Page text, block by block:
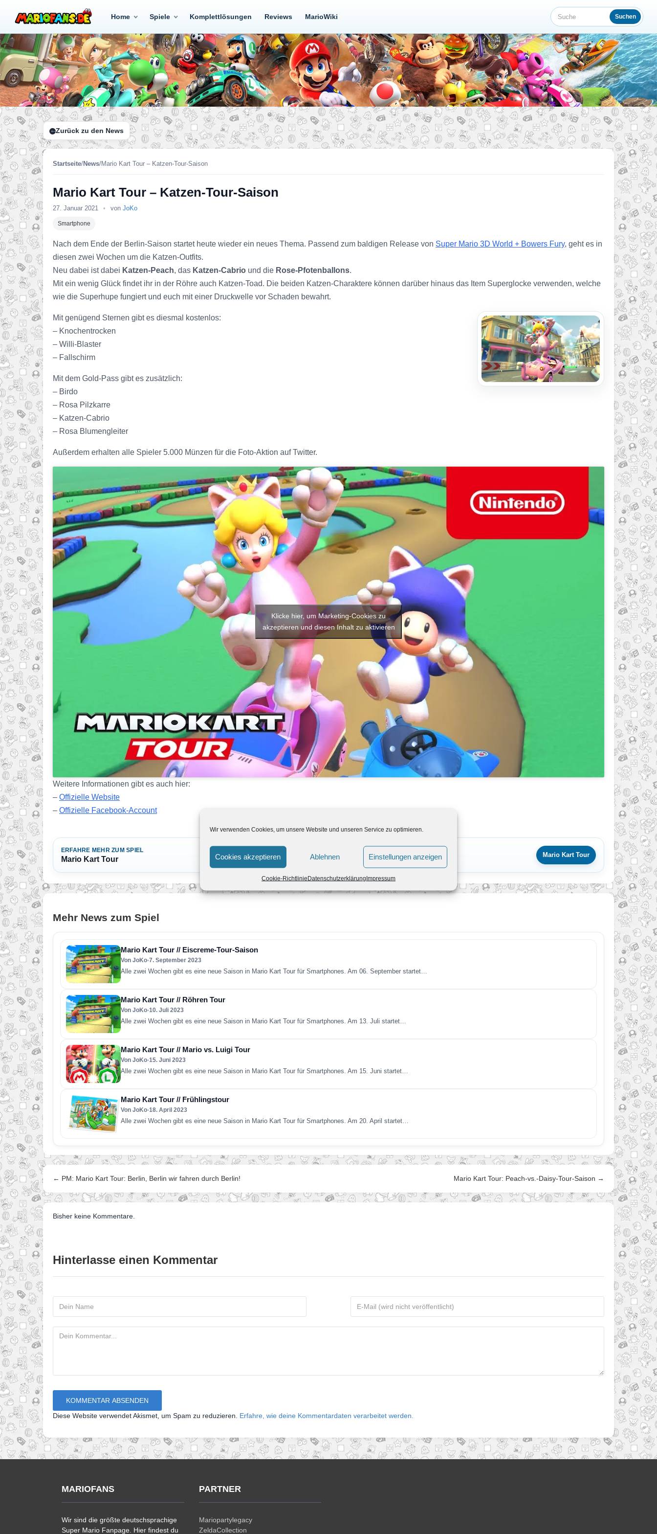
Wir verwenden Cookies, um unsere Website und unseren Service zu optimieren.
Cookies akzeptieren Ablehnen Einstellungen anzeigen
Cookie-RichtlinieDatenschutzerklärungImpressum
Home Spiele Komplettlösungen Reviews MarioWiki Suche Suchen
Zurück zu den News
Startseite/News/Mario Kart Tour – Katzen-Tour-Saison
Mario Kart Tour – Katzen-Tour-Saison
27. Januar 2021 • von JoKo
Smartphone
Nach dem Ende der Berlin-Saison startet heute wieder ein neues Thema. Passend zum baldigen Release von Super Mario 3D World + Bowers Fury, geht es in
diesen zwei Wochen um die Katzen-Outfits.
Neu dabei ist dabei Katzen-Peach, das Katzen-Cabrio und die Rose-Pfotenballons.
Mit ein wenig Glück findet ihr in der Röhre auch Katzen-Toad. Die beiden Katzen-Charaktere können darüber hinaus das Item Superglocke verwenden, welche
wie die Superhupe fungiert und euch mit einer Druckwelle vor Schaden bewahrt.
Mit genügend Sternen gibt es diesmal kostenlos:
– Knochentrocken
– Willi-Blaster
– Fallschirm
Mit dem Gold-Pass gibt es zusätzlich:
– Birdo
– Rosa Pilzkarre
– Katzen-Cabrio
– Rosa Blumengleiter
Außerdem erhalten alle Spieler 5.000 Münzen für die Foto-Aktion auf Twitter.
Klicke hier, um Marketing-Cookies zu
akzeptieren und diesen Inhalt zu aktivieren
Weitere Informationen gibt es auch hier:
– Offizielle Website
– Offizielle Facebook-Account
ERFAHRE MEHR ZUM SPIEL
Mario Kart Tour
Mario Kart Tour
Mehr News zum Spiel
Mario Kart Tour // Eiscreme-Tour-Saison
Von JoKo•7. September 2023
Alle zwei Wochen gibt es eine neue Saison in Mario Kart Tour für Smartphones. Am 06. September startet…
Mario Kart Tour // Röhren Tour
Von JoKo•10. Juli 2023
Alle zwei Wochen gibt es eine neue Saison in Mario Kart Tour für Smartphones. Am 13. Juli startet…
Mario Kart Tour // Mario vs. Luigi Tour
Von JoKo•15. Juni 2023
Alle zwei Wochen gibt es eine neue Saison in Mario Kart Tour für Smartphones. Am 15. Juni startet…
Mario Kart Tour // Frühlingstour
Von JoKo•18. April 2023
Alle zwei Wochen gibt es eine neue Saison in Mario Kart Tour für Smartphones. Am 20. April startet…
← PM: Mario Kart Tour: Berlin, Berlin wir fahren durch Berlin! Mario Kart Tour: Peach-vs.-Daisy-Tour-Saison →
Bisher keine Kommentare.
Hinterlasse einen Kommentar
Diese Website verwendet Akismet, um Spam zu reduzieren. Erfahre, wie deine Kommentardaten verarbeitet werden.
MARIOFANS
Wir sind die größte deutschsprachige
Super Mario Fanpage. Hier findest du
PARTNER
Mariopartylegacy
ZeldaCollection